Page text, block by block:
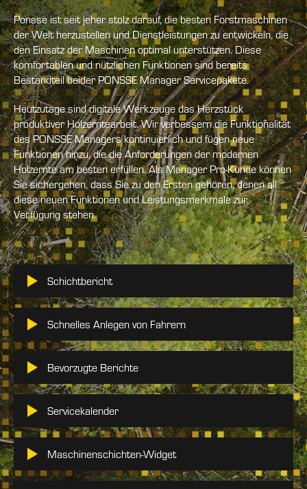
Ponsse ist seit jeher stolz darauf, die besten Forstmaschinen
der Welt herzustellen und Dienstleistungen zu entwickeln, die
den Einsatz der Maschinen optimal unterstützen. Diese
komfortablen und nützlichen Funktionen sind bereits
Bestandteil beider PONSSE Manager Servicepakete.
Heutzutage sind digitale Werkzeuge das Herzstück
produktiver Holzerntearbeit. Wir verbessern die Funktionalität
des PONSSE Managers kontinuierlich und fügen neue
Funktionen hinzu, die die Anforderungen der modernen
Holzernte am besten erfüllen. Als Manager Pro-Kunde können
Sie sichergehen, dass Sie zu den Ersten gehören, denen all
diese neuen Funktionen und Leistungsmerkmale zur
Verfügung stehen.
Schichtbericht
Schnelles Anlegen von Fahrern
Bevorzugte Berichte
Servicekalender
Maschinenschichten-Widget